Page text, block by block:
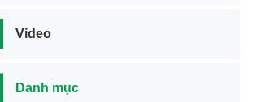
Video
Danh mục